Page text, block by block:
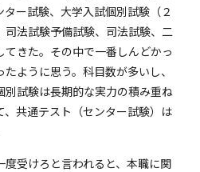
ー試験、大学入試個別試験（２
法試験予備試験、司法試験、二
きた。その中で一番しんどかっ
ように思う。科目数が多いし、
試験は長期的な実力の積み重ね
、共通テスト（センター試験）は
受けろと言われると、本職に関